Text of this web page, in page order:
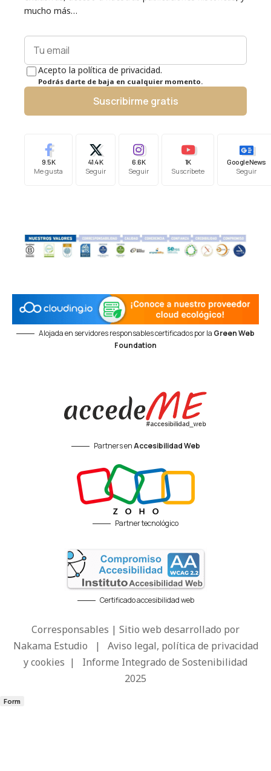
mucho más…
Acepto la política de privacidad.
Podrás darte de baja en cualquier momento.
Suscribirme gratis
9.5K
Me gusta
41.4K
Seguir
6.6K
Seguir
1K
Suscríbete
Google News
Seguir
Alojada en servidores responsables certificados por la Green Web
Foundation
Partners enAccesibilidad Web
Partner tecnológico
Certificado accesibilidad web
Corresponsables | Sitio web desarrollado por
Nakama Estudio | Aviso legal, política de privacidad
y cookies | Informe Integrado de Sostenibilidad
2025
Form